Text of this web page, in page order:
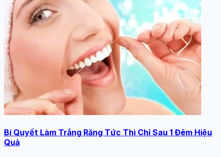
Bí Quyết Làm Trắng Răng Tức Thì Chỉ Sau 1 Đêm Hiệu
Quả